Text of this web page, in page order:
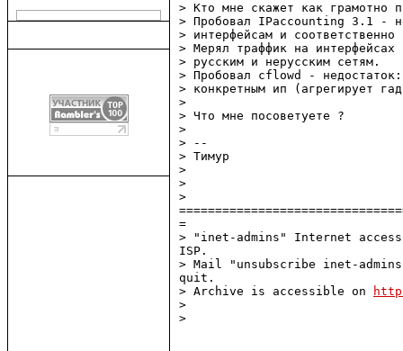
> Кто мне скажет как грамотно
> Пробовал IPaccounting 3.1 -
> интерфейсам и
> Мерял траффик на
> русским и нерусским сетям.
> Пробовал сflowd - недостаток:
> конкретным ип (агрегирует
>
> Что мне посоветуете ?
>
> --
> Тимур
>
>
>
=
> "inet-admins" Internet
ISP.
> Mail "unsubscribe inet-
quit.
> Archive is accessible on
>
>